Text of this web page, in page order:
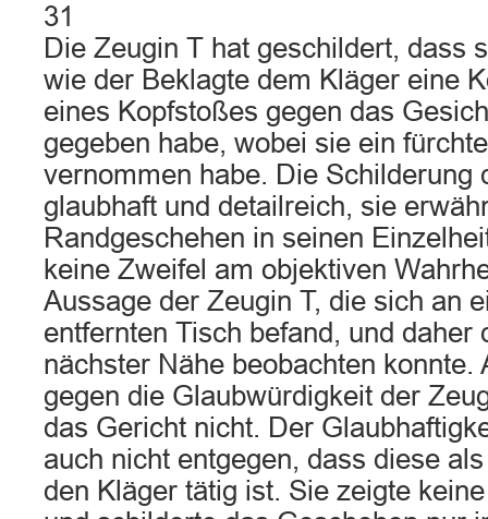
31
Die Zeugin T hat geschildert, dass
wie der Beklagte dem Kläger eine
eines Kopfstoßes gegen das
gegeben habe, wobei sie ein
vernommen habe. Die Schilderung
glaubhaft und detailreich, sie
Randgeschehen in seinen
keine Zweifel am objektiven
Aussage der Zeugin T, die sich an
entfernten Tisch befand, und daher
nächster Nähe beobachten konnte.
gegen die Glaubwürdigkeit der
das Gericht nicht. Der
auch nicht entgegen, dass diese
den Kläger tätig ist. Sie zeigte